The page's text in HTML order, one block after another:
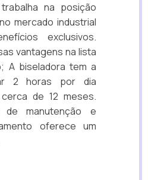
na posição
mercado industrial
exclusivos.
vantagens na lista
A biseladora tem a
2 horas por dia
de 12 meses.
de manutenção e
oferece um